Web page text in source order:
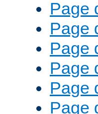
Page
Page
Page
Page
Page
Page